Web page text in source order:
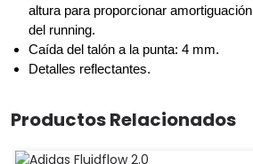
altura para proporcionar
del running.
Caída del talón a la punta: 4 mm.
Detalles reflectantes.
Productos Relacionados